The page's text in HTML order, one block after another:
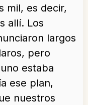
mil, es decir,
allí. Los
largos
pero
estaba
ese plan,
nuestros